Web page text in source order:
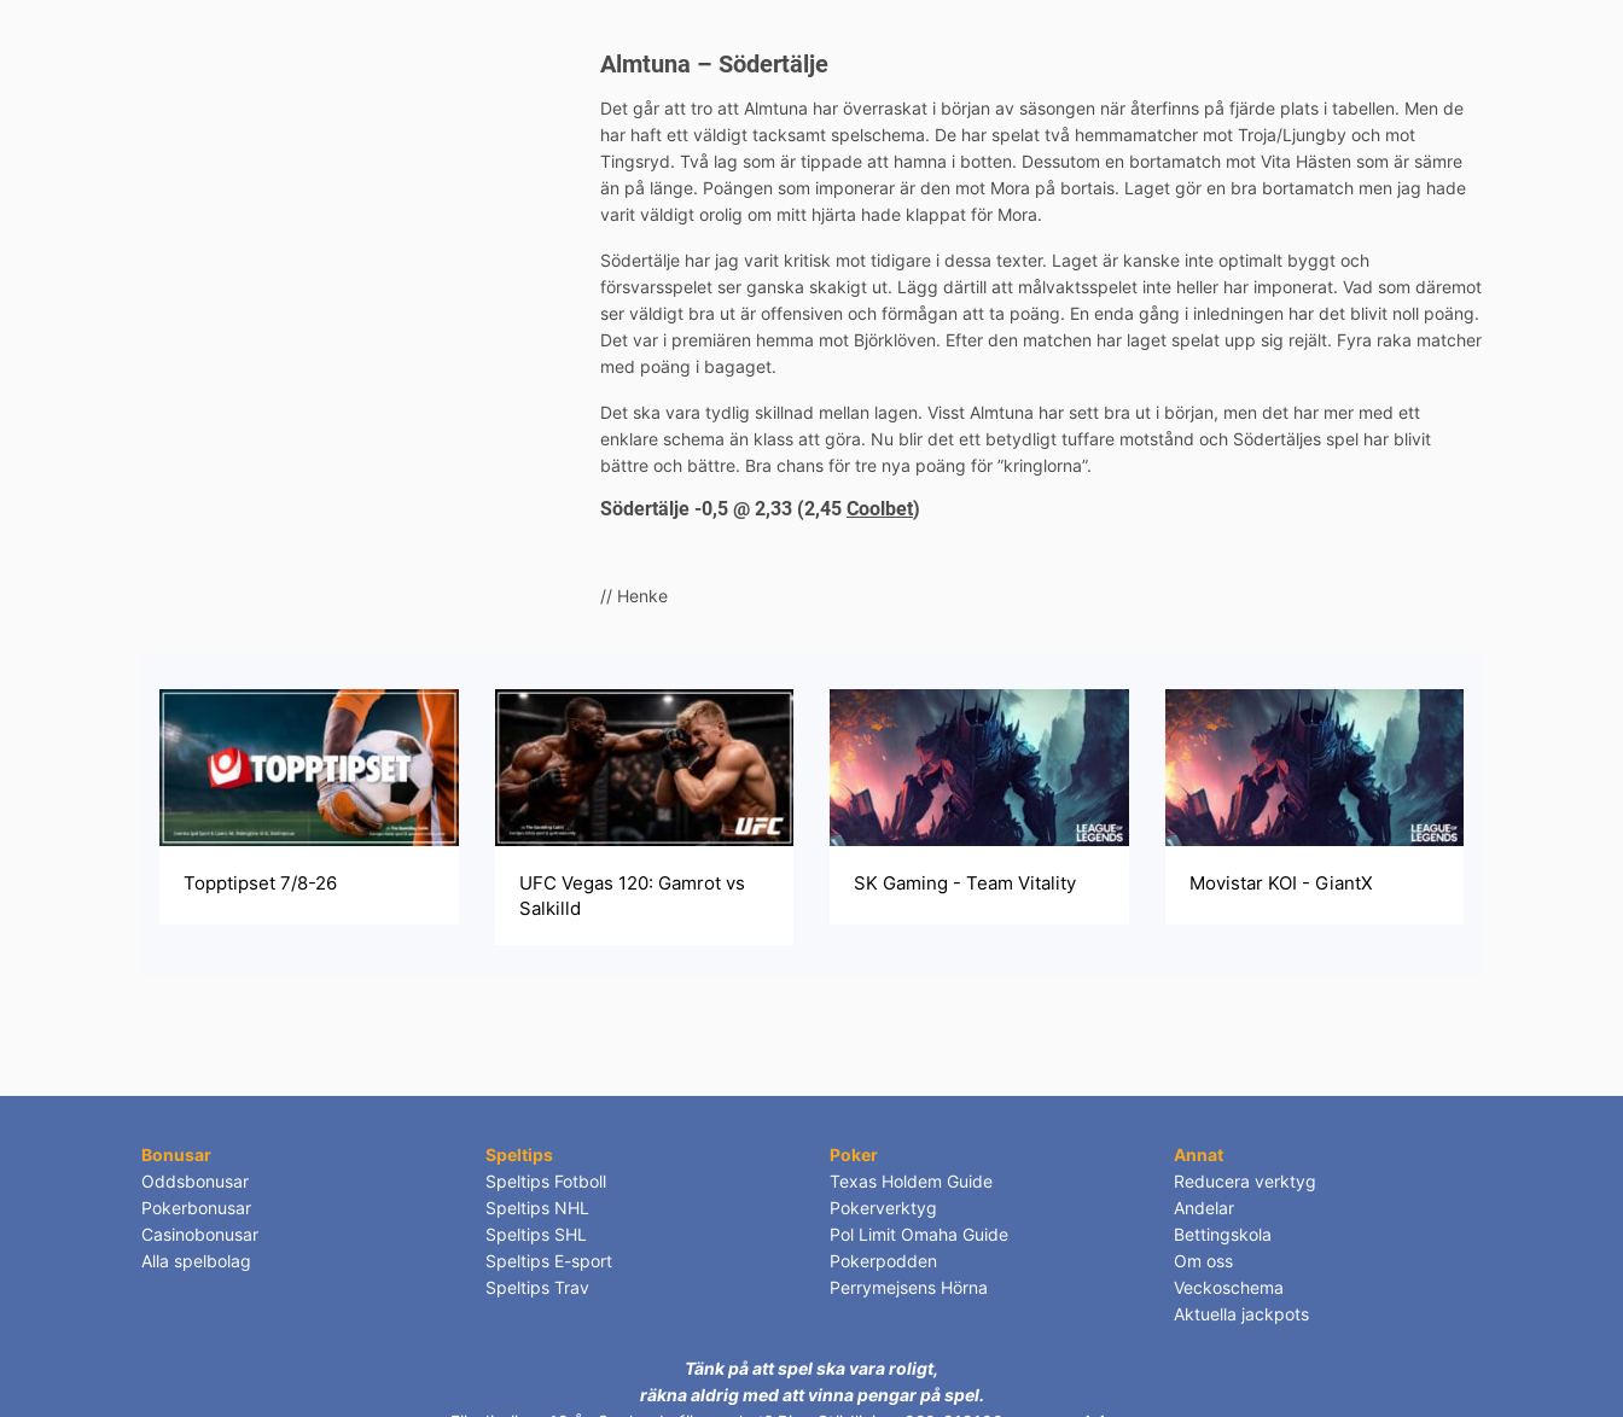
Almtuna – Södertälje
Det går att tro att Almtuna har överraskat i början av säsongen när återfinns på fjärde plats i tabellen. Men de
har haft ett väldigt tacksamt spelschema. De har spelat två hemmamatcher mot Troja/Ljungby och mot
Tingsryd. Två lag som är tippade att hamna i botten. Dessutom en bortamatch mot Vita Hästen som är sämre
än på länge. Poängen som imponerar är den mot Mora på bortais. Laget gör en bra bortamatch men jag hade
varit väldigt orolig om mitt hjärta hade klappat för Mora.
Södertälje har jag varit kritisk mot tidigare i dessa texter. Laget är kanske inte optimalt byggt och
försvarsspelet ser ganska skakigt ut. Lägg därtill att målvaktsspelet inte heller har imponerat. Vad som däremot
ser väldigt bra ut är offensiven och förmågan att ta poäng. En enda gång i inledningen har det blivit noll poäng.
Det var i premiären hemma mot Björklöven. Efter den matchen har laget spelat upp sig rejält. Fyra raka matcher
med poäng i bagaget.
Det ska vara tydlig skillnad mellan lagen. Visst Almtuna har sett bra ut i början, men det har mer med ett
enklare schema än klass att göra. Nu blir det ett betydligt tuffare motstånd och Södertäljes spel har blivit
bättre och bättre. Bra chans för tre nya poäng för ”kringlorna”.
Södertälje -0,5 @ 2,33 (2,45 Coolbet)
// Henke
Topptipset 7/8-26
UFC Vegas 120: Gamrot vs
Salkilld
SK Gaming - Team Vitality Movistar KOI - GiantX
Bonusar
Oddsbonusar
Pokerbonusar
Casinobonusar
Alla spelbolag
Speltips
Speltips Fotboll
Speltips NHL
Speltips SHL
Speltips E-sport
Speltips Trav
Poker
Texas Holdem Guide
Pokerverktyg
Pol Limit Omaha Guide
Pokerpodden
Perrymejsens Hörna
Annat
Reducera verktyg
Andelar
Bettingskola
Om oss
Veckoschema
Aktuella jackpots
Tänk på att spel ska vara roligt,
räkna aldrig med att vinna pengar på spel.